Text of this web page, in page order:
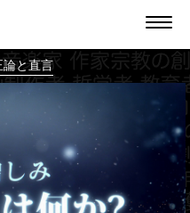
論と直言